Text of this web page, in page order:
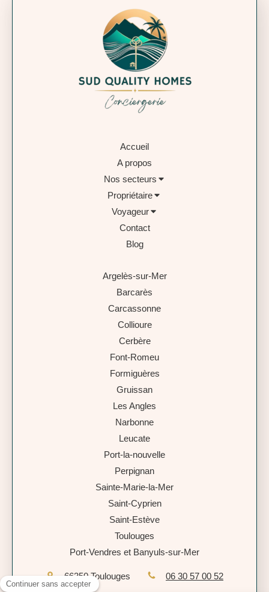
Accueil
A propos
Nos secteurs
Propriétaire
Voyageur
Contact
Blog
Argelès-sur-Mer
Barcarès
Carcassonne
Collioure
Cerbère
Font-Romeu
Formiguères
Gruissan
Les Angles
Narbonne
Leucate
Port-la-nouvelle
Perpignan
Sainte-Marie-la-Mer
Saint-Cyprien
Saint-Estève
Toulouges
Port-Vendres et Banyuls-sur-Mer
66350 Toulouges 06 30 57 00 52